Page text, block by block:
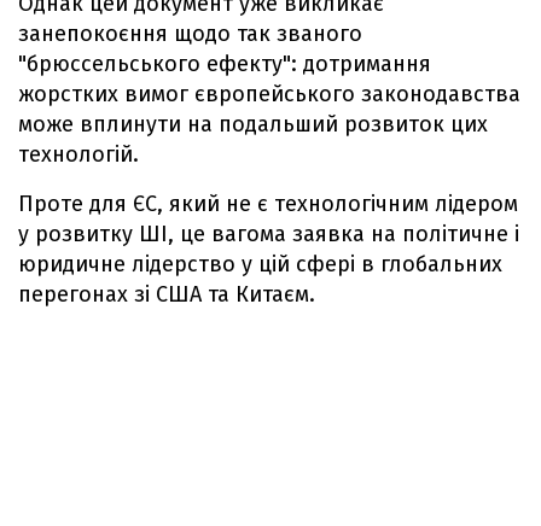
занепокоєння щодо так званого
"брюссельського ефекту": дотримання
жорстких вимог європейського законодавства
може вплинути на подальший розвиток цих
технологій.
Проте для ЄС, який не є технологічним лідером
у розвитку ШІ, це вагома заявка на політичне і
юридичне лідерство у цій сфері в глобальних
перегонах зі США та Китаєм.